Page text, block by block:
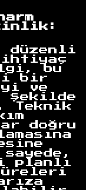
ihtiyaç
bu
bir
ve
şekilde
Teknik
doğru
planlı